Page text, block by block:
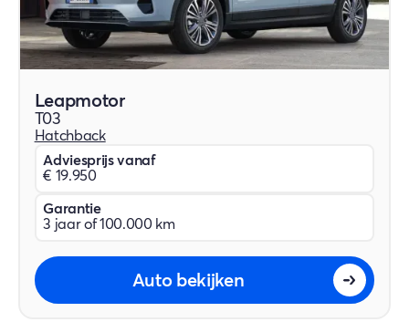
Leapmotor
T03
Hatchback
Adviesprijs vanaf
€ 19.950
Garantie
3 jaar of 100.000 km
Auto bekijken